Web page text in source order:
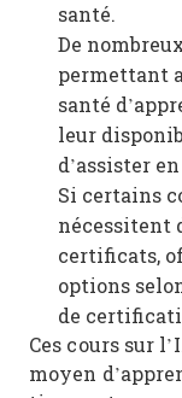
santé.
De
permettant
santé
leur
d’assister
Si certains
nécessitent
certificats,
options
de
Ces cours sur
moyen